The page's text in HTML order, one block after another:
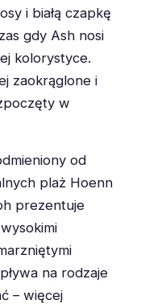
i białą czapkę
gdy Ash nosi
kolorystyce.
zaokrąglone i
w
od
plaż Hoenn
prezentuje
na rodzaje
– więcej